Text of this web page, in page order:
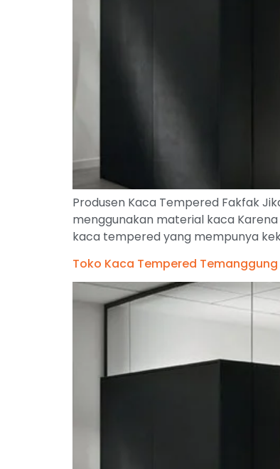
Produsen Kaca Tempered Fakfak
menggunakan material kaca
kaca tempered yang mempunya
Toko Kaca Tempered Temanggung